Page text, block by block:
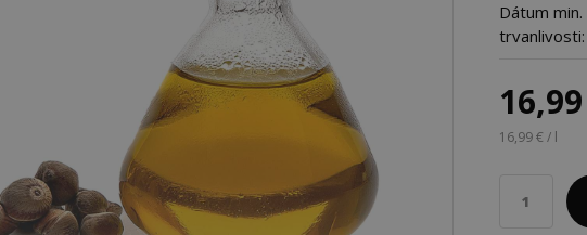
Dátum min.
trvanlivosti:
16,99 € / l